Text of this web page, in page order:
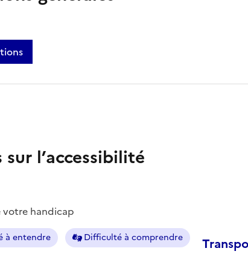
l’accessibilité
votre handicap
à entendre Difficulté à comprendre